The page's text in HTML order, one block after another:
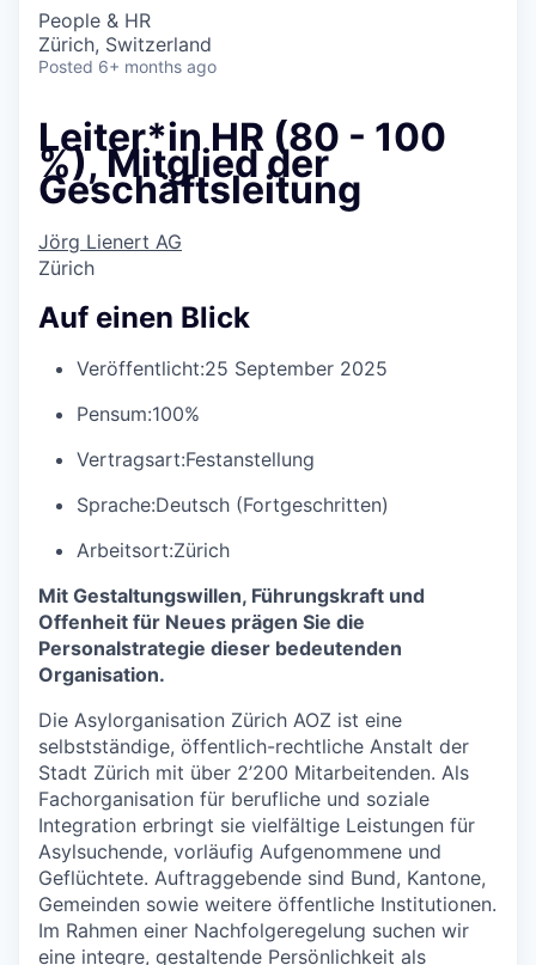
People & HR
Zürich, Switzerland
Posted 6+ months ago
Leiter*in HR (80 - 100
%), Mitglied der
Geschäftsleitung
Jörg Lienert AG
Zürich
Auf einen Blick
Veröffentlicht:25 September 2025
Pensum:100%
Vertragsart:Festanstellung
Sprache:Deutsch (Fortgeschritten)
Arbeitsort:Zürich
Mit Gestaltungswillen, Führungskraft und
Offenheit für Neues prägen Sie die
Personalstrategie dieser bedeutenden
Organisation.
Die Asylorganisation Zürich AOZ ist eine
selbstständige, öffentlich-rechtliche Anstalt der
Stadt Zürich mit über 2’200 Mitarbeitenden. Als
Fachorganisation für berufliche und soziale
Integration erbringt sie vielfältige Leistungen für
Asylsuchende, vorläufig Aufgenommene und
Geflüchtete. Auftraggebende sind Bund, Kantone,
Gemeinden sowie weitere öffentliche Institutionen.
Im Rahmen einer Nachfolgeregelung suchen wir
eine integre, gestaltende Persönlichkeit als